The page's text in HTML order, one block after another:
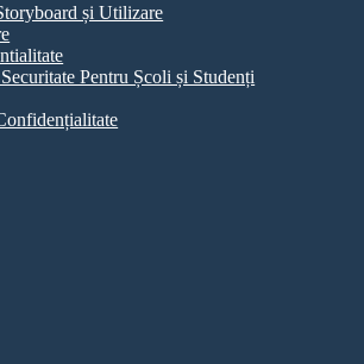
și Utilizare
Pentru Școli și Studenți